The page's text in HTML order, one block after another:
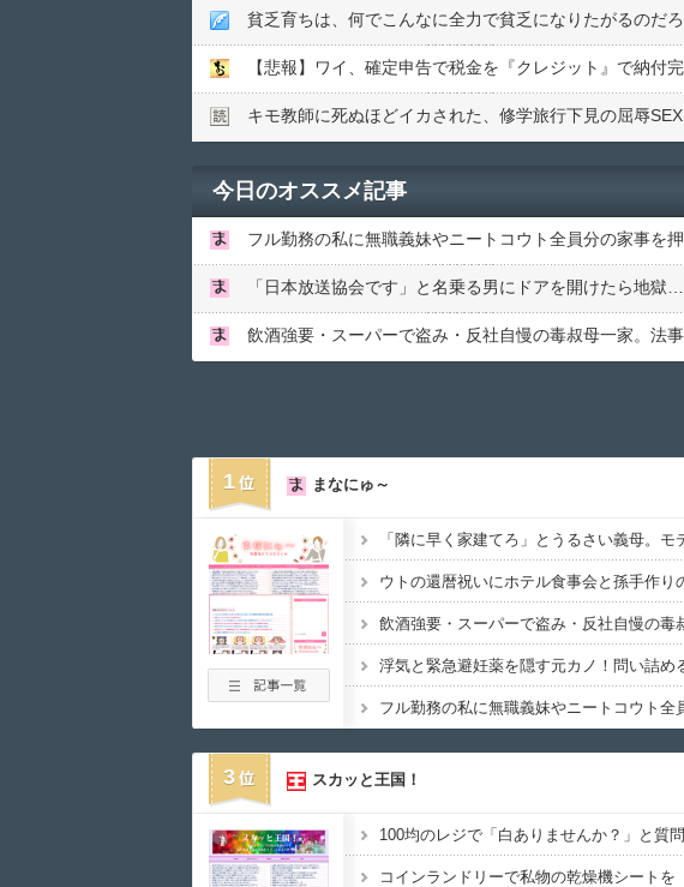
貧乏育ちは、何でこんなに全力で貧乏になりたがるのだ
【悲報】ワイ、確定申告で税金を『クレジット』で納付
キモ教師に死ぬほどイカされた、修学旅行下見の屈辱SEX
今日のオススメ記事
1 まなにゅ～
3 スカッと王国！